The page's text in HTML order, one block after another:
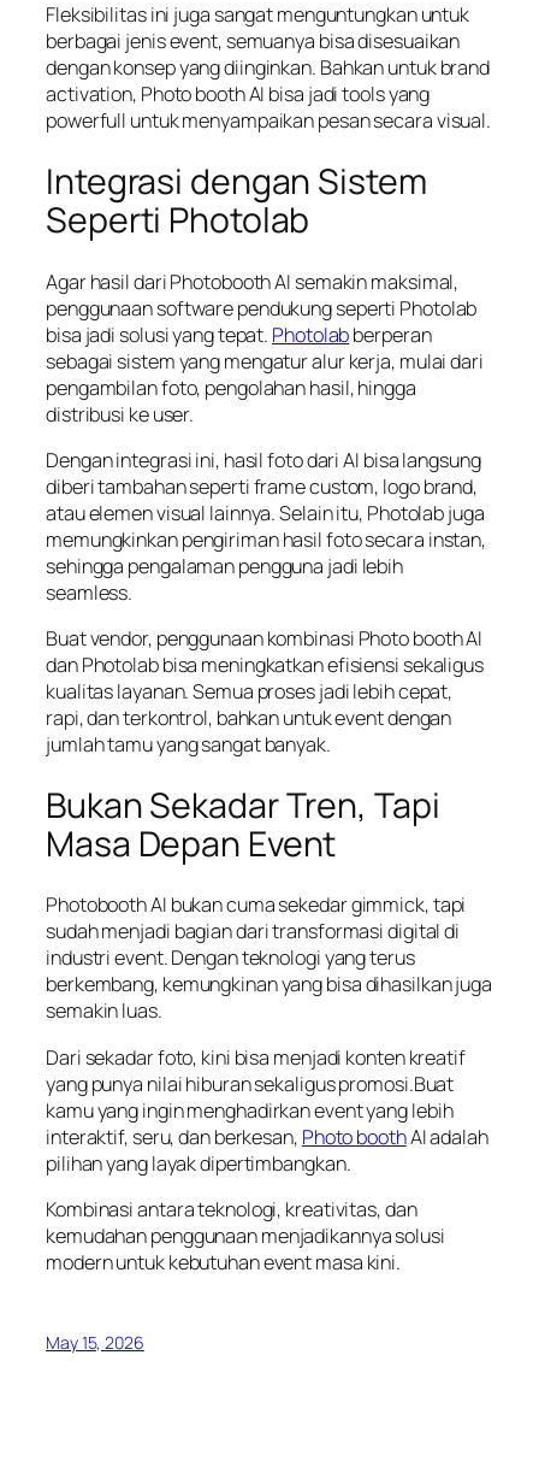
Fleksibilitas ini juga sangat menguntungkan untuk
berbagai jenis event, semuanya bisa disesuaikan
dengan konsep yang diinginkan. Bahkan untuk brand
activation, Photo booth AI bisa jadi tools yang
powerfull untuk menyampaikan pesan secara visual.
Integrasi dengan Sistem
Seperti Photolab
Agar hasil dari Photobooth AI semakin maksimal,
penggunaan software pendukung seperti Photolab
bisa jadi solusi yang tepat. Photolabberperan
sebagai sistem yang mengatur alur kerja, mulai dari
pengambilan foto, pengolahan hasil, hingga
distribusi ke user.
Dengan integrasi ini, hasil foto dari AI bisa langsung
diberi tambahan seperti frame custom, logo brand,
atau elemen visual lainnya. Selain itu, Photolab juga
memungkinkan pengiriman hasil foto secara instan,
sehingga pengalaman pengguna jadi lebih
seamless.
Buat vendor, penggunaan kombinasi Photo booth AI
dan Photolab bisa meningkatkan efisiensi sekaligus
kualitas layanan. Semua proses jadi lebih cepat,
rapi, dan terkontrol, bahkan untuk event dengan
jumlah tamu yang sangat banyak.
Bukan Sekadar Tren, Tapi
Masa Depan Event
Photobooth AI bukan cuma sekedar gimmick, tapi
sudah menjadi bagian dari transformasi digital di
industri event. Dengan teknologi yang terus
berkembang, kemungkinan yang bisa dihasilkan juga
semakin luas.
Dari sekadar foto, kini bisa menjadi konten kreatif
yang punya nilai hiburan sekaligus promosi.Buat
kamu yang ingin menghadirkan event yang lebih
interaktif, seru, dan berkesan, Photo boothAI adalah
pilihan yang layak dipertimbangkan.
Kombinasi antara teknologi, kreativitas, dan
kemudahan penggunaan menjadikannya solusi
modern untuk kebutuhan event masa kini.
May 15, 2026